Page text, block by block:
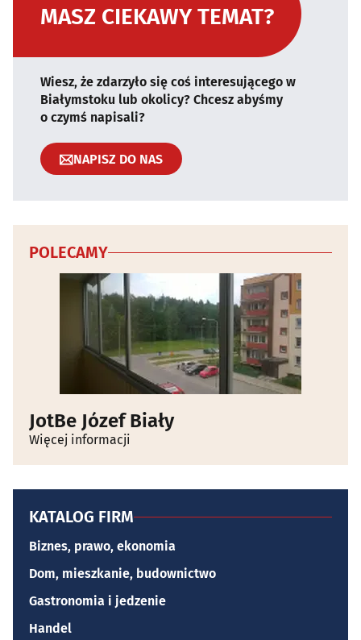
MASZ CIEKAWY TEMAT?
Wiesz, że zdarzyło się coś interesującego w
Białymstoku lub okolicy? Chcesz abyśmy
o czymś napisali?
NAPISZ DO NAS
POLECAMY
JotBe Józef Biały
Więcej informacji
KATALOG FIRM
Biznes, prawo, ekonomia
Dom, mieszkanie, budownictwo
Gastronomia i jedzenie
Handel